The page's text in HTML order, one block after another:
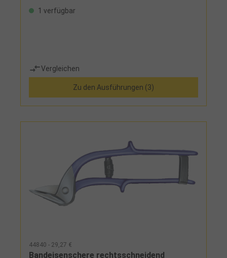
1 verfügbar
Vergleichen
Zu den Ausführungen (3)
44840 - 29,27 €
Bandeisenschere rechtsschneidend